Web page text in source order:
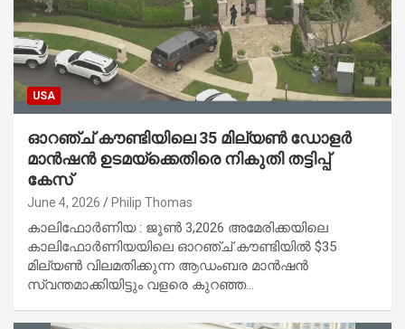
USA
ഓറഞ്ച് കൗണ്ടിയിലെ 35 മില്യൺ ഡോളർ
മാൻഷൻ ഉടമയ്‌ക്കെതിരെ നികുതി തട്ടിപ്പ്
കേസ്
June 4, 2026 Philip Thomas
കാലിഫോർണിയ : ജൂൺ 3,2026 അമേരിക്കയിലെ
കാലിഫോർണിയയിലെ ഓറഞ്ച് കൗണ്ടിയിൽ $35
മില്യൺ വിലമതിക്കുന്ന ആഡംബര മാൻഷൻ
സ്വന്തമാക്കിയിട്ടും വളരെ കുറഞ്ഞ…